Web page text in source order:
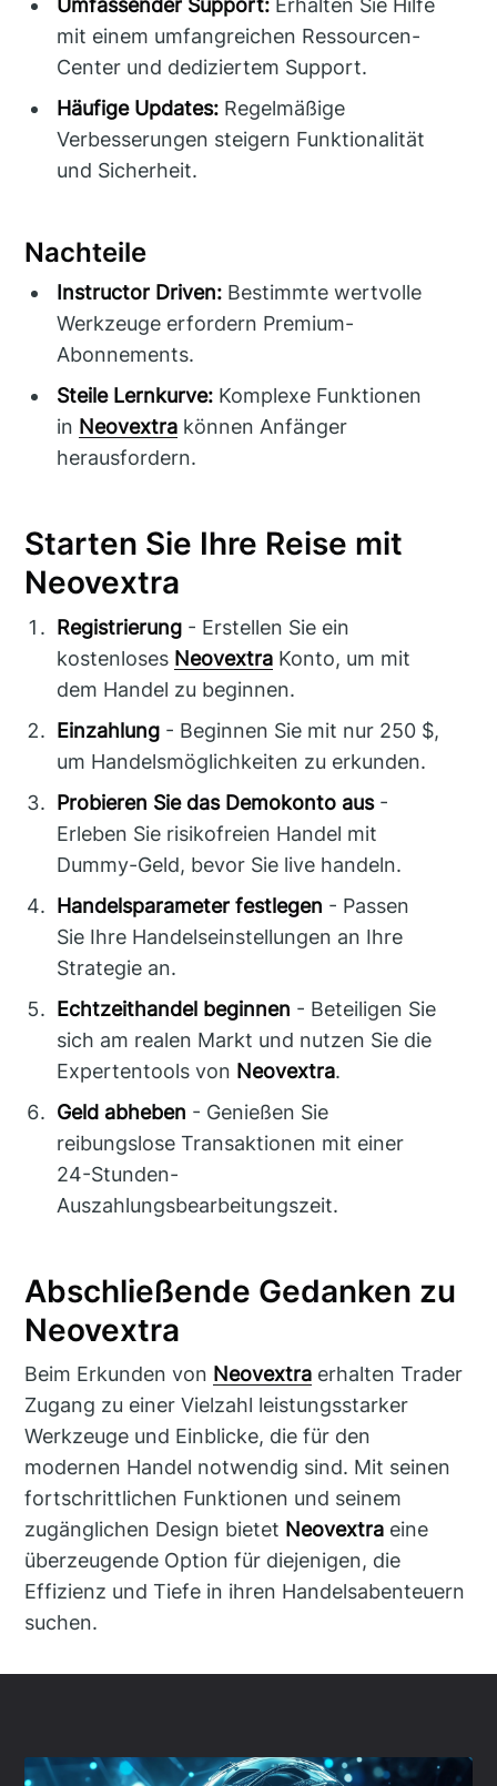
Umfassender Support: Erhalten Sie Hilfe
mit einem umfangreichen Ressourcen-
Center und dediziertem Support.
Häufige Updates: Regelmäßige
Verbesserungen steigern Funktionalität
und Sicherheit.
Nachteile
Instructor Driven: Bestimmte wertvolle
Werkzeuge erfordern Premium-
Abonnements.
Steile Lernkurve: Komplexe Funktionen
in Neovextra können Anfänger
herausfordern.
Starten Sie Ihre Reise mit
Neovextra
Registrierung - Erstellen Sie ein
kostenloses Neovextra Konto, um mit
dem Handel zu beginnen.
Einzahlung - Beginnen Sie mit nur 250 $,
um Handelsmöglichkeiten zu erkunden.
Probieren Sie das Demokonto aus-
Erleben Sie risikofreien Handel mit
Dummy-Geld, bevor Sie live handeln.
Handelsparameter festlegen - Passen
Sie Ihre Handelseinstellungen an Ihre
Strategie an.
Echtzeithandel beginnen - Beteiligen Sie
sich am realen Markt und nutzen Sie die
Expertentools von Neovextra.
Geld abheben - Genießen Sie
reibungslose Transaktionen mit einer
24-Stunden-
Auszahlungsbearbeitungszeit.
Abschließende Gedanken zu
Neovextra
Beim Erkunden von Neovextra erhalten Trader
Zugang zu einer Vielzahl leistungsstarker
Werkzeuge und Einblicke, die für den
modernen Handel notwendig sind. Mit seinen
fortschrittlichen Funktionen und seinem
zugänglichen Design bietet Neovextra eine
überzeugende Option für diejenigen, die
Effizienz und Tiefe in ihren Handelsabenteuern
suchen.